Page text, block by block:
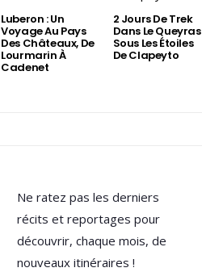
Luberon : Un
Voyage Au Pays
Des Châteaux, De
Lourmarin À
Cadenet
2 Jours De Trek
Dans Le Queyras
Sous Les Étoiles
De Clapeyto
Ne ratez pas les derniers
récits et reportages pour
découvrir, chaque mois, de
nouveaux itinéraires !